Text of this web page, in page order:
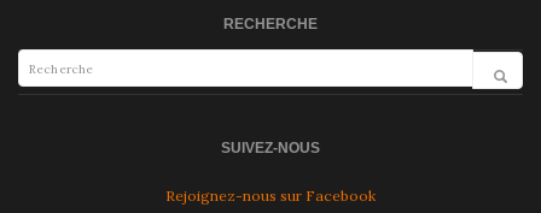
RECHERCHE
SUIVEZ-NOUS
Rejoignez-nous sur Facebook